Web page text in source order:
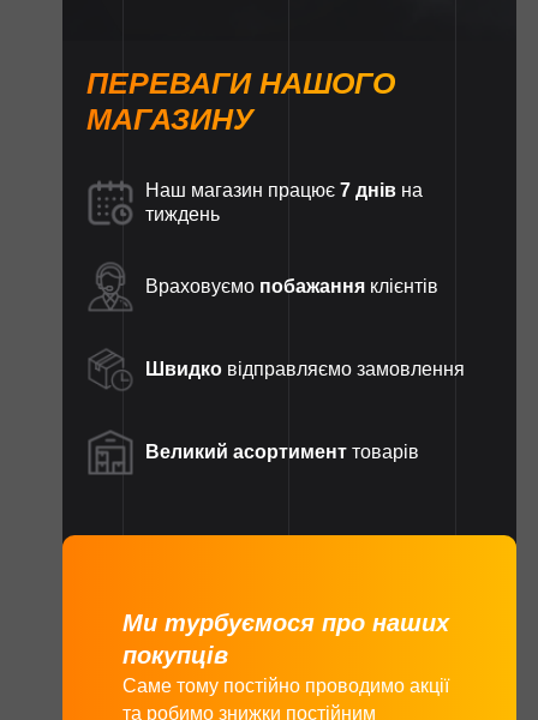
ПЕРЕВАГИ НАШОГО
МАГАЗИНУ
Наш магазин працює 7 днів на
тиждень
Враховуємо побажання клієнтів
Швидко відправляємо замовлення
Великий асортимент товарів
Ми турбуємося про наших
покупців
Саме тому постійно проводимо акції
та робимо знижки постійним